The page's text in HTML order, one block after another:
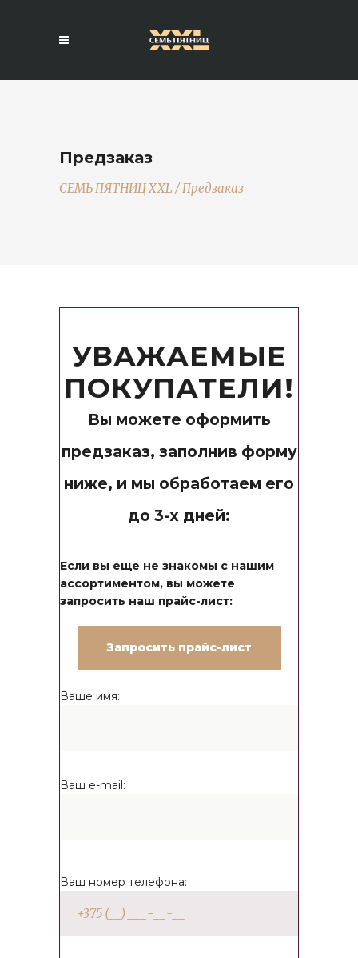
Предзаказ
СЕМЬ ПЯТНИЦ XXL /Предзаказ
УВАЖАЕМЫЕ
ПОКУПАТЕЛИ!
Вы можете оформить
предзаказ, заполнив форму
ниже, и мы обработаем его
до 3-х дней:
Если вы еще не знакомы с нашим
ассортиментом, вы можете
запросить наш прайс-лист:
Запросить прайс-лист
Ваше имя:
Ваш e-mail:
Ваш номер телефона: